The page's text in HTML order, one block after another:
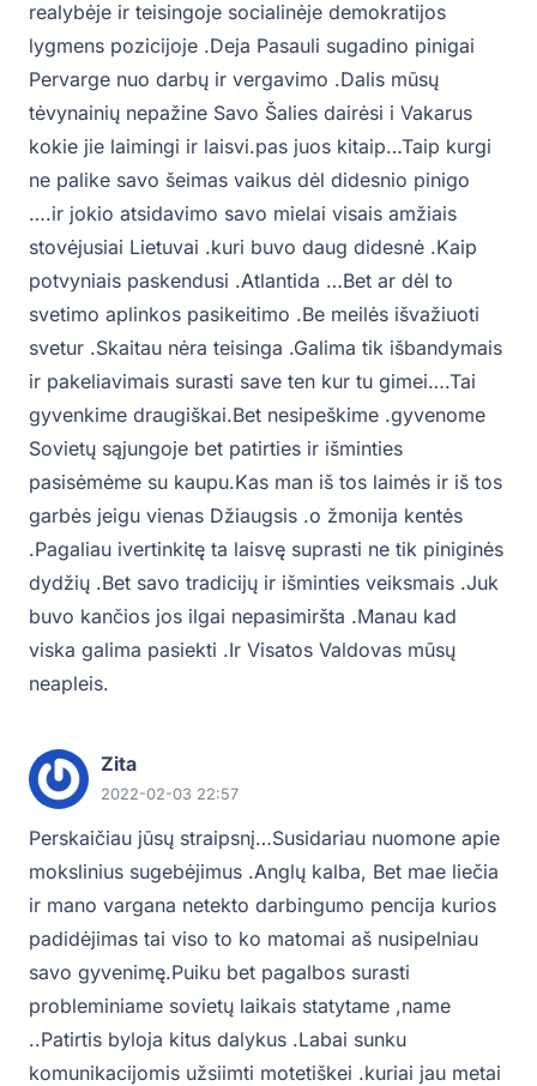
realybėje ir teisingoje socialinėje demokratijos
lygmens pozicijoje .Deja Pasauli sugadino pinigai
Pervarge nuo darbų ir vergavimo .Dalis mūsų
tėvynainių nepažine Savo Šalies dairėsi i Vakarus
kokie jie laimingi ir laisvi.pas juos kitaip…Taip kurgi
ne palike savo šeimas vaikus dėl didesnio pinigo
….ir jokio atsidavimo savo mielai visais amžiais
stovėjusiai Lietuvai .kuri buvo daug didesnė .Kaip
potvyniais paskendusi .Atlantida …Bet ar dėl to
svetimo aplinkos pasikeitimo .Be meilės išvažiuoti
svetur .Skaitau nėra teisinga .Galima tik išbandymais
ir pakeliavimais surasti save ten kur tu gimei….Tai
gyvenkime draugiškai.Bet nesipeškime .gyvenome
Sovietų sąjungoje bet patirties ir išminties
pasisėmėme su kaupu.Kas man iš tos laimės ir iš tos
garbės jeigu vienas Džiaugsis .o žmonija kentės
.Pagaliau ivertinkitę ta laisvę suprasti ne tik piniginės
dydžių .Bet savo tradicijų ir išminties veiksmais .Juk
buvo kančios jos ilgai nepasimiršta .Manau kad
viska galima pasiekti .Ir Visatos Valdovas mūsų
neapleis.
Zita
2022-02-03 22:57
Perskaičiau jūsų straipsnį…Susidariau nuomone apie
mokslinius sugebėjimus .Anglų kalba, Bet mae liečia
ir mano vargana netekto darbingumo pencija kurios
padidėjimas tai viso to ko matomai aš nusipelniau
savo gyvenimę.Puiku bet pagalbos surasti
probleminiame sovietų laikais statytame ,name
..Patirtis byloja kitus dalykus .Labai sunku
komunikacijomis užsiimti motetiškei .kuriai jau metai